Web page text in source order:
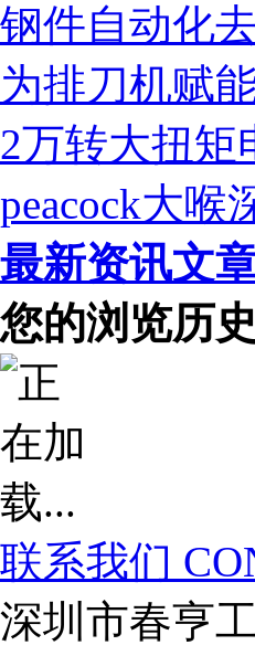
钢件自动化
为排刀机赋
2万转大扭矩
peacock大
最新资讯文
您的浏览历史
联系我们
深圳市春亨